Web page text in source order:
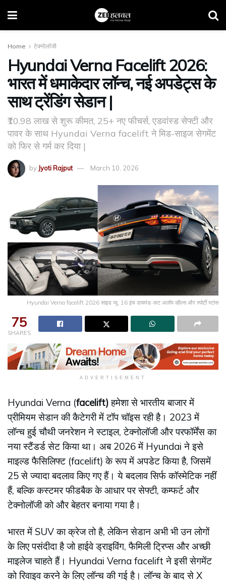
Home टेक्नोलॉजी
Hyundai Verna Facelift 2026:
भारत में धमाकेदार लॉन्च, नई अपडेट्स के
साथ ट्रेंडिंग सेडान |
₹10.98 लाख से शुरू कीमत, 25+ नए फीचर्स, एडवांस्ड सेफ्टी और
पावर के साथ Hyundai Verna facelift ने मिड-साइज सेगमेंट
को फिर से गर्म कर दिया |
by Jyoti Rajput March 10, 2026
Hyundai Verna facelift 2026 साइड व्यू, 16 इंच डायमंड-कट अलॉय व्हील्स और स्पोर्टी स्टांस
75
SHARES
ADVERTISEMENT
Hyundai Verna (facelift)हमेशा से भारतीय बाजार में
प्रीमियम सेडान की कैटेगरी में टॉप चॉइस रही है। 2023 में
लॉन्च हुई चौथी जनरेशन ने स्टाइल, टेक्नोलॉजी और परफॉर्मेंस का
नया स्टैंडर्ड सेट किया था। अब 2026 में Hyundai ने इसे
माइल्ड फैसिलिफ्ट (facelift) के रूप में अपडेट किया है, जिसमें
25 से ज्यादा बदलाव किए गए हैं। ये बदलाव सिर्फ कॉस्मेटिक नहीं
हैं, बल्कि कस्टमर फीडबैक के आधार पर सेफ्टी, कम्फर्ट और
टेक्नोलॉजी को और बेहतर बनाया गया है।
भारत में SUV का क्रेज तो है, लेकिन सेडान अभी भी उन लोगों
के लिए पसंदीदा है जो हाईवे ड्राइविंग, फैमिली ट्रिप्स और अच्छी
माइलेज चाहते हैं। Hyundai Verna facelift ने इसी सेगमेंट
को रिवाइव करने के लिए लॉन्च की गई है। लॉन्च के बाद से X